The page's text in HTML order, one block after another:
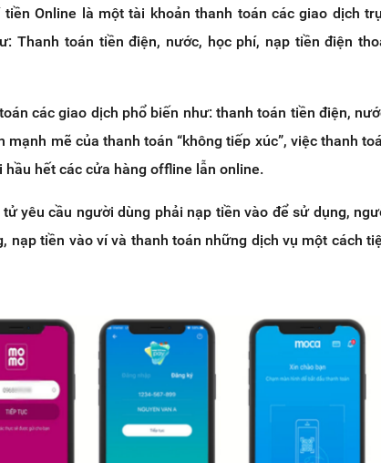
Online là một tài khoản thanh toán các giao dịch
Thanh toán tiền điện, nước, học phí, nạp tiền điện
các giao dịch phổ biến như: thanh toán tiền điện,
mạnh mẽ của thanh toán “không tiếp xúc”, việc thanh
hết các cửa hàng offline lẫn online.
yêu cầu người dùng phải nạp tiền vào để sử dụng,
nạp tiền vào ví và thanh toán những dịch vụ một cách